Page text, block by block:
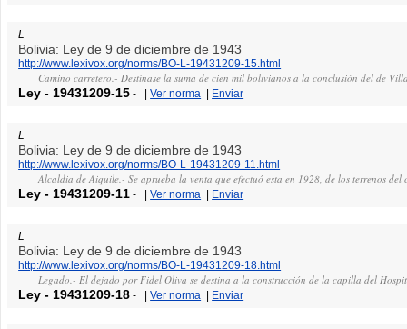
L
Bolivia: Ley de 9 de diciembre de 1943
http://www.lexivox.org/norms/BO-L-19431209-15.html
Camino carretero.- Destínase la suma de cien mil bolivianos a la conclusión del de
Ley - 19431209-15 - |Ver norma | Enviar
L
Bolivia: Ley de 9 de diciembre de 1943
http://www.lexivox.org/norms/BO-L-19431209-11.html
Alcaldia de Aiquile.- Se aprueba la venta que efectuó esta en 1928, de los terrenos del
Ley - 19431209-11 - |Ver norma | Enviar
L
Bolivia: Ley de 9 de diciembre de 1943
http://www.lexivox.org/norms/BO-L-19431209-18.html
Legado.- El dejado por Fidel Oliva se destina a la construcción de la capilla del
Ley - 19431209-18 - |Ver norma | Enviar